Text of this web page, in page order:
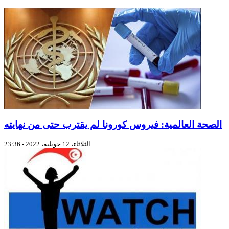
الصحة العالمية: فيروس كورونا لم يقترب حتى من نهايته
الثلاثاء، 12 جويلية، 2022 - 23:36